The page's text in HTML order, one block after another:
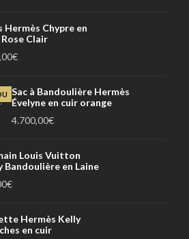
Hermès Chypre en
Clair
€
Sac à Bandoulière Hermès
Évelyne en cuir orange
4.700,00€
Louis Vuitton
Bandoulière en Laine
€
Hermès Kelly
en cuir